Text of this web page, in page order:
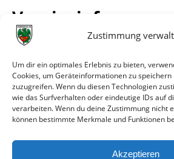
Zustimmung
Um dir ein optimales Erlebnis zu bieten,
Cookies, um Geräteinformationen zu
zuzugreifen. Wenn du diesen Technologien
wie das Surfverhalten oder eindeutige IDs auf
verarbeiten. Wenn du deine Zustimmung nicht
können bestimmte Merkmale und Funktionen
Akzeptieren
Vereinsinfo
SV Klein-
Ort Klein-Steinheim (Hanau)
Weitere Informationen
Spiele gegen die erste Mannschaft